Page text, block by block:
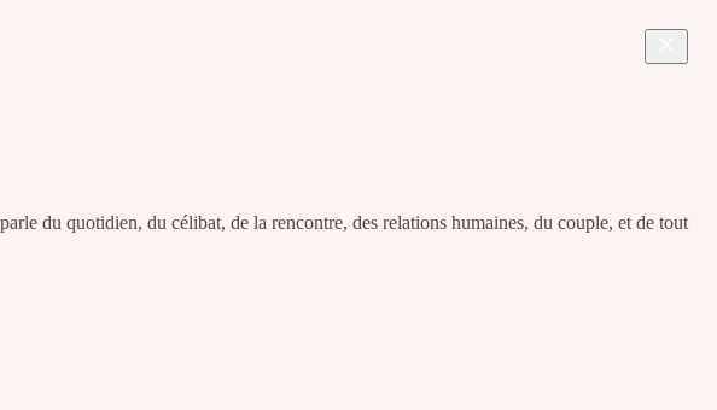
du quotidien, du célibat, de la rencontre, des relations humaines, du couple, et de tout